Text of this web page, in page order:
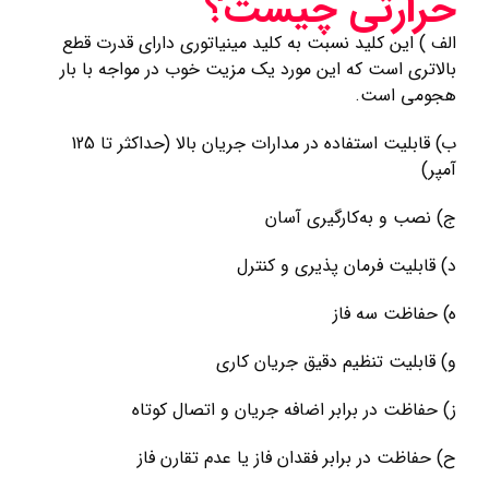
الف ) این کلید نسبت به کلید مینیاتوری دارای قدرت قطع
بالاتری است که این مورد یک مزیت خوب در مواجه با بار
هجومی است.
ب) قابلیت استفاده در مدارات جریان بالا (حداکثر تا 125
آمپر)
ج) نصب و به‌کارگیری آسان
د) قابلیت فرمان پذیری و کنترل
ه) حفاظت سه فاز
و) قابلیت تنظیم دقیق جریان کاری
ز) حفاظت در برابر اضافه جریان و اتصال کوتاه
ح) حفاظت در برابر فقدان فاز یا عدم تقارن فاز